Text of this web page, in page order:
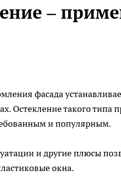
–
фасада
Остекление такого типа
и популярным.
и другие плюсы
окна.